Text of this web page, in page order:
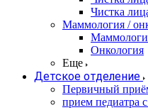
Чистка
Маммология /
Онкология
Еще
Детское отделение
Первичный
прием педиатра